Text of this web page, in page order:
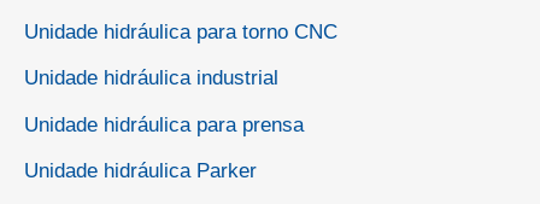
Unidade hidráulica para torno CNC
Unidade hidráulica industrial
Unidade hidráulica para prensa
Unidade hidráulica Parker